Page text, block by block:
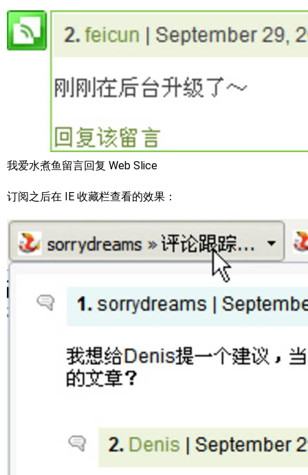
我爱水煮鱼留言回复 Web Slice
订阅之后在 IE 收藏栏查看的效果：